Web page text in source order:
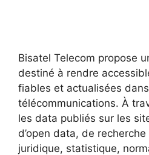
Bisatel Telecom propose
destiné à rendre
fiables et actualisées
télécommunications. À
les data publiés sur les
d’open data, de
juridique, statistique,